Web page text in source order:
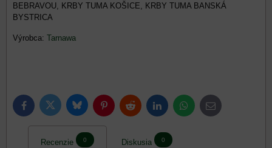
BEBRAVOU, KRBY TUMA KOŠICE, KRBY TUMA BANSKÁ
BYSTRICA
Výrobca: Tarnawa
FacebookTwitter BlueskyPinterestReddit LinkedInWhatsApp
E-
mail
Recenzie 0 Diskusia 0